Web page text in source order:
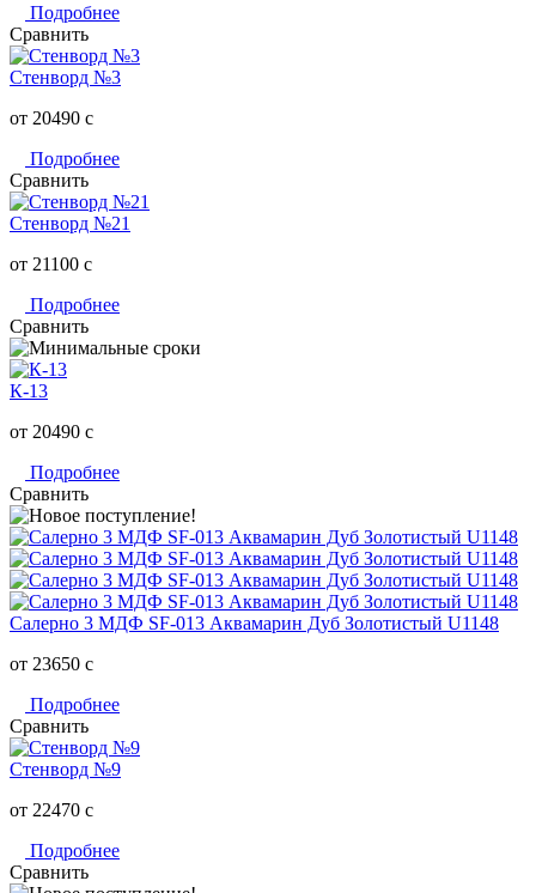
Подробнее
Сравнить
Стенворд №3
от 20490 c
Подробнее
Сравнить
Стенворд №21
от 21100 c
Подробнее
Сравнить
К-13
от 20490 c
Подробнее
Сравнить
Салерно 3 МДФ SF-013 Аквамарин Дуб Золотистый U1148
от 23650 c
Подробнее
Сравнить
Стенворд №9
от 22470 c
Подробнее
Сравнить